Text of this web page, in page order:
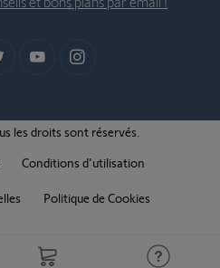
les droits sont réservés.
Conditions d'utilisation
Politique de Cookies